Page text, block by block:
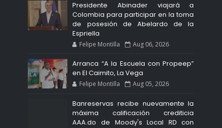
Presidente Abinader viajará a
Colombia para participar en la toma
de posesión de Abelardo de la
Espriella
Felipe Montilla Aug 06, 2026
Arranca “A la Escuela con Propeep”
en El Caimito, La Vega
Felipe Montilla Aug 05, 2026
Banreservas recibe nuevamente la
máxima calificación crediticia
AAA.do de Moody's Local RD con